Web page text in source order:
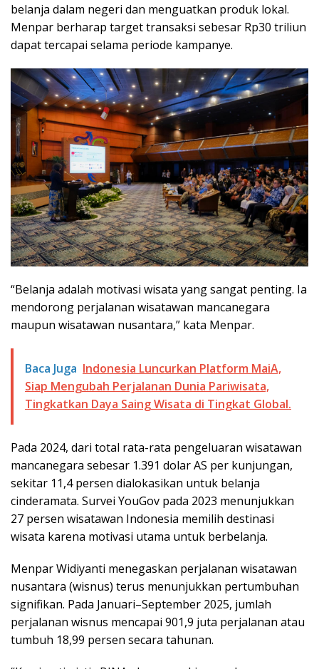
belanja dalam negeri dan menguatkan produk lokal.
Menpar berharap target transaksi sebesar Rp30 triliun
dapat tercapai selama periode kampanye.
“Belanja adalah motivasi wisata yang sangat penting. Ia
mendorong perjalanan wisatawan mancanegara
maupun wisatawan nusantara,” kata Menpar.
Baca Juga Indonesia Luncurkan Platform MaiA,
Siap Mengubah Perjalanan Dunia Pariwisata,
Tingkatkan Daya Saing Wisata di Tingkat Global.
Pada 2024, dari total rata-rata pengeluaran wisatawan
mancanegara sebesar 1.391 dolar AS per kunjungan,
sekitar 11,4 persen dialokasikan untuk belanja
cinderamata. Survei YouGov pada 2023 menunjukkan
27 persen wisatawan Indonesia memilih destinasi
wisata karena motivasi utama untuk berbelanja.
Menpar Widiyanti menegaskan perjalanan wisatawan
nusantara (wisnus) terus menunjukkan pertumbuhan
signifikan. Pada Januari–September 2025, jumlah
perjalanan wisnus mencapai 901,9 juta perjalanan atau
tumbuh 18,99 persen secara tahunan.